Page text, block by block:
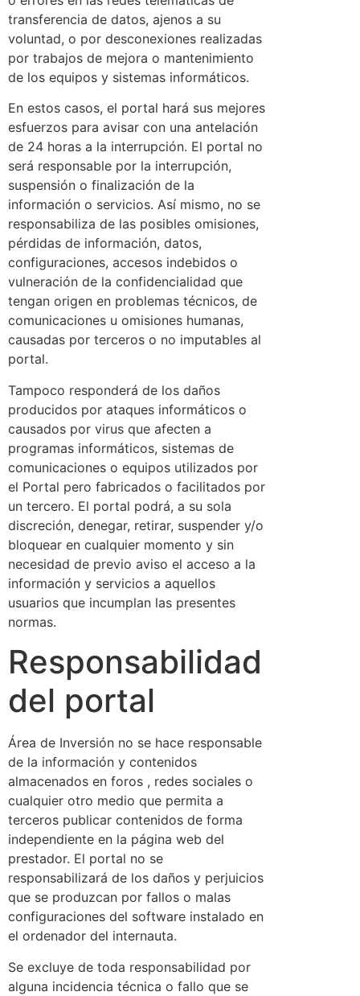
transferencia de datos, ajenos a su
voluntad, o por desconexiones realizadas
por trabajos de mejora o mantenimiento
de los equipos y sistemas informáticos.
En estos casos, el portal hará sus mejores
esfuerzos para avisar con una antelación
de 24 horas a la interrupción. El portal no
será responsable por la interrupción,
suspensión o finalización de la
información o servicios. Así mismo, no se
responsabiliza de las posibles omisiones,
pérdidas de información, datos,
configuraciones, accesos indebidos o
vulneración de la confidencialidad que
tengan origen en problemas técnicos, de
comunicaciones u omisiones humanas,
causadas por terceros o no imputables al
portal.
Tampoco responderá de los daños
producidos por ataques informáticos o
causados por virus que afecten a
programas informáticos, sistemas de
comunicaciones o equipos utilizados por
el Portal pero fabricados o facilitados por
un tercero. El portal podrá, a su sola
discreción, denegar, retirar, suspender y/o
bloquear en cualquier momento y sin
necesidad de previo aviso el acceso a la
información y servicios a aquellos
usuarios que incumplan las presentes
normas.
Responsabilidad
del portal
Área de Inversión no se hace responsable
de la información y contenidos
almacenados en foros , redes sociales o
cualquier otro medio que permita a
terceros publicar contenidos de forma
independiente en la página web del
prestador. El portal no se
responsabilizará de los daños y perjuicios
que se produzcan por fallos o malas
configuraciones del software instalado en
el ordenador del internauta.
Se excluye de toda responsabilidad por
alguna incidencia técnica o fallo que se